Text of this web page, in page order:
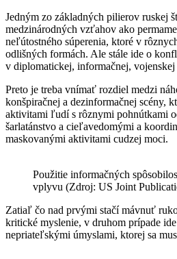
Jedným zo základných pilierov ruskej
medzinárodných vzťahov ako
neľútostného súperenia, ktoré v
odlišných formách. Ale stále ide o
v diplomatickej, informačnej,
Preto je treba vnímať rozdiel medzi
konšpiračnej a dezinformačnej scény,
aktivitami ľudí s rôznymi pohnútkami
šarlatánstvo a cieľavedomými a
maskovanými aktivitami cudzej moci.
Použitie informačných
vplyvu (Zdroj: US Joint
Zatiaľ čo nad prvými stačí mávnuť
kritické myslenie, v druhom prípade
nepriateľskými úmyslami, ktorej sa